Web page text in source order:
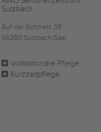
Sulzbach
Auf der Schmelz 38
66280 Sulzbach/Saar
Vollstationäre Pflege
Kurzzeitpflege